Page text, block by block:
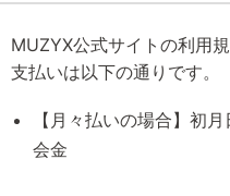
MUZYX公式サイトの利用
支払いは以下の通りです。
【月々払いの場合】初
会金